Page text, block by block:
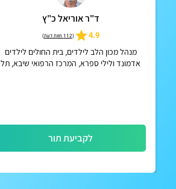
ד"ר אוריאל כ"ץ
4.9
(112 חוות דעת )
מנהל מכון הלב לילדים, בית החולים לילדים
אדמונד ולילי ספרא, המרכז הרפואי שיבא, תל
לקביעת תור